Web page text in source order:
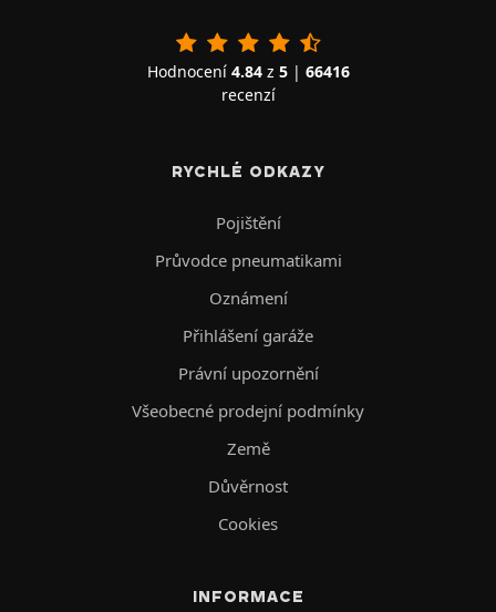
Hodnocení 4.84z 5| 66416
recenzí
RYCHLÉ ODKAZY
Pojištění
Průvodce pneumatikami
Oznámení
Přihlášení garáže
Právní upozornění
Všeobecné prodejní podmínky
Země
Důvěrnost
Cookies
INFORMACE